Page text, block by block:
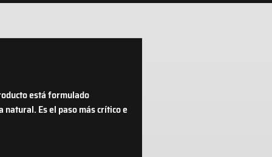
está formulado
Es el paso más crítico e